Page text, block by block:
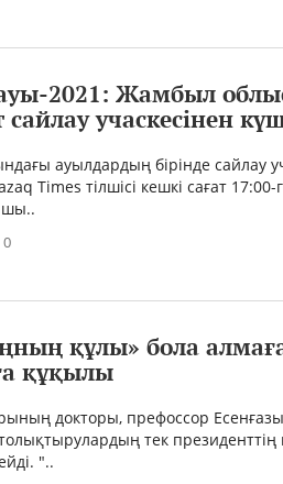
2021: Жамбыл
сайлау учаскесінен
ауылдардың бірінде сайлау
Times тілшісі кешкі сағат
шы..
0
құлы» бола
құқылы
докторы, префоссор
тек президенттің
"..